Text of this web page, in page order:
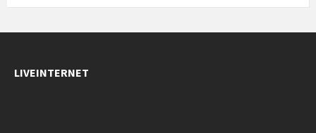
LIVEINTERNET